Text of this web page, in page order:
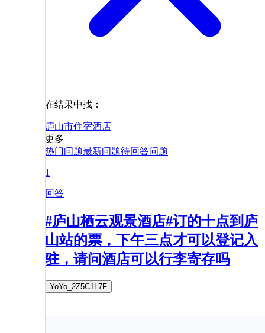
在结果中找：
庐山市住宿酒店
更多
热门问题最新问题待回答问题
1
回答
#庐山栖云观景酒店#订的十点到庐
山站的票，下午三点才可以登记入
驻，请问酒店可以行李寄存吗
YoYo_2Z5C1L7F